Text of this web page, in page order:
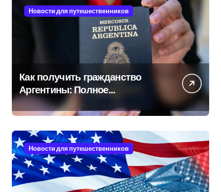
Новости для путешественников
Как получить гражданство
Аргентины: Полное
руководство
Новости для путешественников